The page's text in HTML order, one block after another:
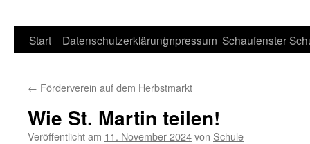
Start DatenschutzerklärungImpressum Schaufenster
← Förderverein auf dem Herbstmarkt
Wie St. Martin teilen!
Veröffentlicht am 11. November 2024von Schule